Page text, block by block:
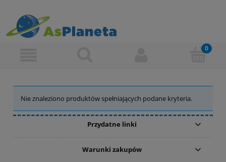
Nie znaleziono produktów spełniających podane kryteria.
Przydatne linki
Warunki zakupów